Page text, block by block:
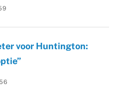
voor Huntington: